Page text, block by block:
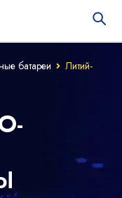
батареи
Литий-